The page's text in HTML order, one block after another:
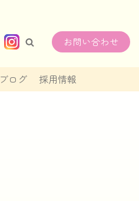
お問い合わせ
ブログ 採用情報